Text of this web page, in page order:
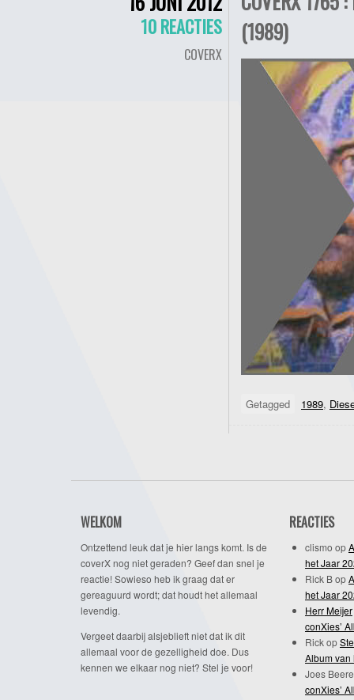
10 REACTIES
COVERX
(1989)
Getagged 1989,
WELKOM
Ontzettend leuk dat je hier langs komt. Is de
coverX nog niet geraden? Geef dan snel je
reactie! Sowieso heb ik graag dat er
gereaguurd wordt; dat houdt het allemaal
levendig.
Vergeet daarbij alsjeblieft niet dat ik dit
allemaal voor de gezelligheid doe. Dus
kennen we elkaar nog niet? Stel je voor!
REACTIES
clismo op
het Jaar
Rick Bop
het Jaar
Herr Meijer
conXies’
Rickop
Album van
Joes
conXies’